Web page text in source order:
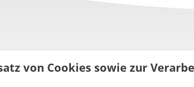
von Cookies sowie zur